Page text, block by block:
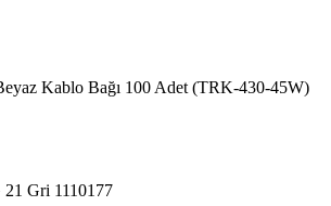
Kablo Bağı 100 Adet (TRK-430-45W)
Gri 1110177